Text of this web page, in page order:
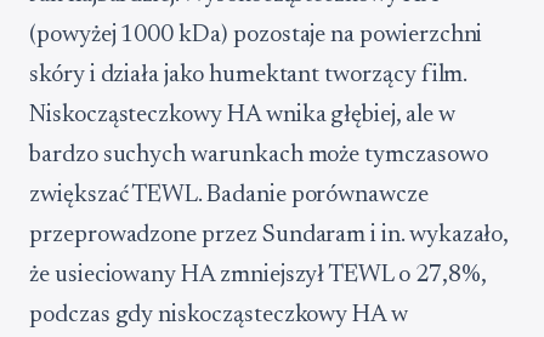
(powyżej 1000 kDa) pozostaje na powierzchni
skóry i działa jako humektant tworzący film.
Niskocząsteczkowy HA wnika głębiej, ale w
bardzo suchych warunkach może tymczasowo
zwiększać TEWL. Badanie porównawcze
przeprowadzone przez Sundaram i in. wykazało,
że usieciowany HA zmniejszył TEWL o 27,8%,
podczas gdy niskocząsteczkowy HA w